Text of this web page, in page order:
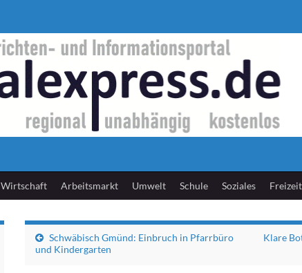
Wirtschaft Arbeitsmarkt Umwelt Schule Soziales Freizeit
Schwäbisch Gmünd: Einbruch in Pfarrbüro
und Kindergarten
Klare